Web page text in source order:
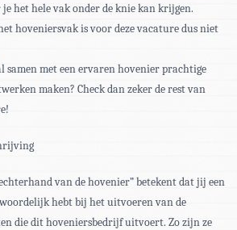
het hele vak onder de knie kan krijgen.
hoveniersvak is voor deze vacature dus niet
samen met een ervaren hovenier prachtige
maken? Check dan zeker de rest van
van de hovenier” betekent dat jij een
hebt bij het uitvoeren van de
die dit hoveniersbedrijf uitvoert. Zo zijn ze